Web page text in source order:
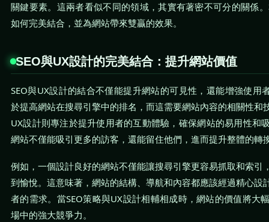
關鍵要素。這兩者看似不同的領域，其實有著密不可分的關係
如何完美結合，並為網站帶來雙贏的效果。
SEO與UX設計的完美結合：提升網站價值
SEO與UX設計的結合不僅能提升網站的可見性，還能增強使用
於提高網站在搜尋引擎中的排名，而這需要網站內容的相關性和
UX設計則專注於提升使用者的互動體驗，確保網站的易用性和
網站不僅能吸引更多的訪客，還能留住他們，進而提升整體的轉
例如，一個設計良好的網站不僅能讓搜尋引擎更容易抓取和索引
到愉悅。這意味著，網站的結構、導航和內容都應該經過精心設
者的需求。當SEO策略與UX設計相輔相成時，網站的價值將大
場中的強大競爭力。